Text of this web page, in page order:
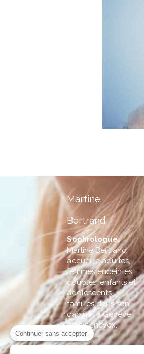
Martine
Bertrand
Sophrologue,
Martine Bertrand
accueille adultes,
femmes enceintes,
couples, enfants et
adolescents,
familles dans son
cabinet à Genève
et Excenevex.
Continuer sans accepter